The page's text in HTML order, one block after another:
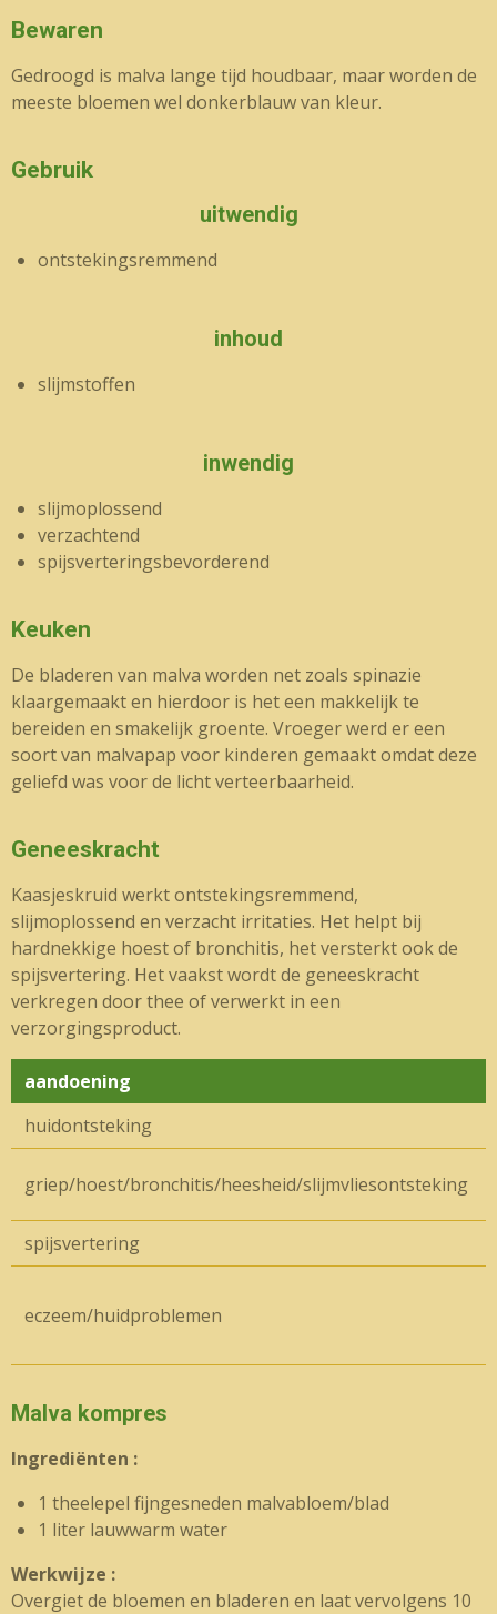
Bewaren
Gedroogd is malva lange tijd houdbaar, maar worden de
meeste bloemen wel donkerblauw van kleur.
Gebruik
uitwendig
ontstekingsremmend
inhoud
slijmstoffen
inwendig
slijmoplossend
verzachtend
spijsverteringsbevorderend
Keuken
De bladeren van malva worden net zoals spinazie
klaargemaakt en hierdoor is het een makkelijk te
bereiden en smakelijk groente. Vroeger werd er een
soort van malvapap voor kinderen gemaakt omdat deze
geliefd was voor de licht verteerbaarheid.
Geneeskracht
Kaasjeskruid werkt ontstekingsremmend,
slijmoplossend en verzacht irritaties. Het helpt bij
hardnekkige hoest of bronchitis, het versterkt ook de
spijsvertering. Het vaakst wordt de geneeskracht
verkregen door thee of verwerkt in een
verzorgingsproduct.
aandoening
huidontsteking
griep/hoest/bronchitis/heesheid/slijmvliesontsteking
spijsvertering
eczeem/huidproblemen
Malva kompres
Ingrediënten :
1 theelepel fijngesneden malvabloem/blad
1 liter lauwwarm water
Werkwijze :
Overgiet de bloemen en bladeren en laat vervolgens 10